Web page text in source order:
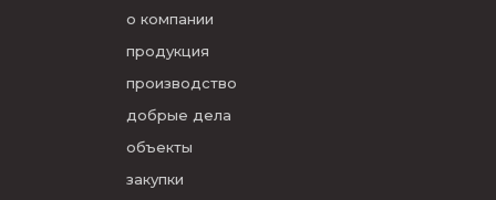
о компании
продукция
производство
добрые дела
объекты
закупки